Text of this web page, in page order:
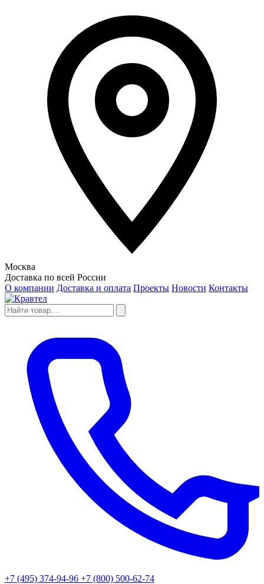
Москва
Доставка по всей России
О компании Доставка и оплата Проекты Новости Контакты
+7 (495) 374-94-96 +7 (800) 500-62-74